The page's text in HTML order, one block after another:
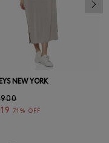
NEW YORK
71% OFF